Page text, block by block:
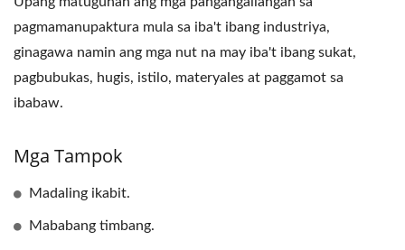
pagmamanupaktura mula sa iba't ibang industriya,
ginagawa namin ang mga nut na may iba't ibang sukat,
pagbubukas, hugis, istilo, materyales at paggamot sa
ibabaw.
Mga Tampok
Madaling ikabit.
Mababang timbang.